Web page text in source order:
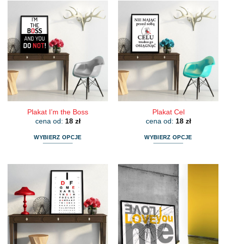
Plakat I’m the Boss
cena od: 18 zł
WYBIERZ OPCJE
ma
wiele
wariantów.
Opcje
można
wybrać
na
Plakat Cel
cena od: 18 zł
WYBIERZ OPCJE
ma
wiele
wariantów.
Opcje
można
wybrać
na